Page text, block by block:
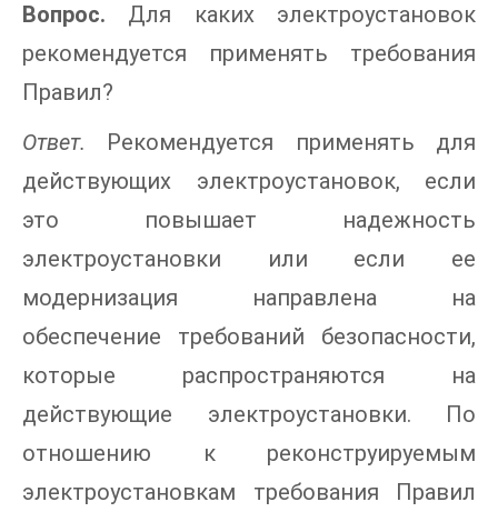
Вопрос. Для каких электроустановок
рекомендуется применять требования
Правил?
Ответ. Рекомендуется применять для
действующих электроустановок, если
это повышает надежность
электроустановки или если ее
модернизация направлена на
обеспечение требований безопасности,
которые распространяются на
действующие электроустановки. По
отношению к реконструируемым
электроустановкам требования Правил